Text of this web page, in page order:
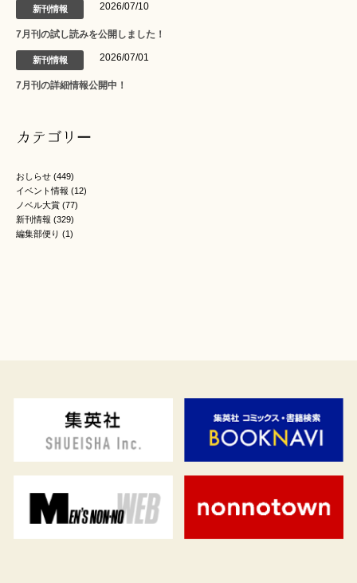
新刊情報 2026/07/10
7月刊の試し読みを公開しました！
新刊情報 2026/07/01
7月刊の詳細情報公開中！
カテゴリー
おしらせ (449)
イベント情報 (12)
ノベル大賞 (77)
新刊情報 (329)
編集部便り (1)